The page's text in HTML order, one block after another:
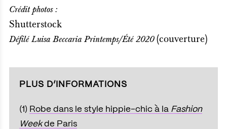
Crédit photos :
Shutterstock
Défilé Luisa Beccaria Printemps/Été 2020(couverture)
PLUS D’INFORMATIONS
(1) Robe dans le style hippie-chic à la Fashion
Weekde Paris